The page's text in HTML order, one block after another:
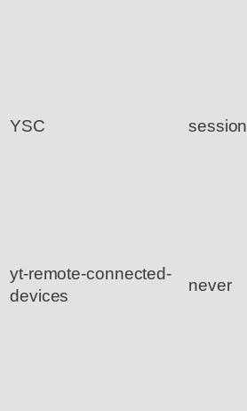
YSC session
yt-remote-connected-
devices
never